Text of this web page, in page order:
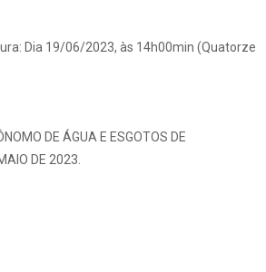
Dia 19/06/2023, às 14h00min (Quatorze
DE ÁGUA E ESGOTOS DE
DE 2023.